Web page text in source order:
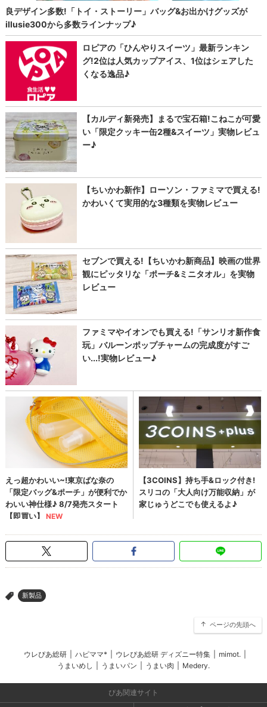
> 新製品
ページの先頭へ
ウレぴあ総研 ハピママ* ウレぴあ総研 ディズニー特集 mimot.
うまいめし
うまいパン うまい肉 Medery.
ぴあ関連サイト